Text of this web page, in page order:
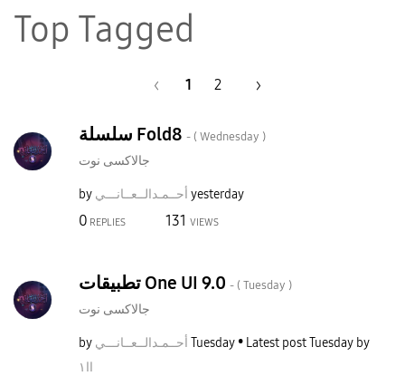
Top Tagged
1 2
سلسلة Fold8 - ( Wednesday )
جالاكسى نوت
by أحــمـدالــعــانـــي yesterday
0 REPLIES 131 VIEWS
تطبيقات One UI 9.0 - ( Tuesday )
جالاكسى نوت
by أحــمـدالــعــانـــي Tuesday Latest postTuesday by
اا١